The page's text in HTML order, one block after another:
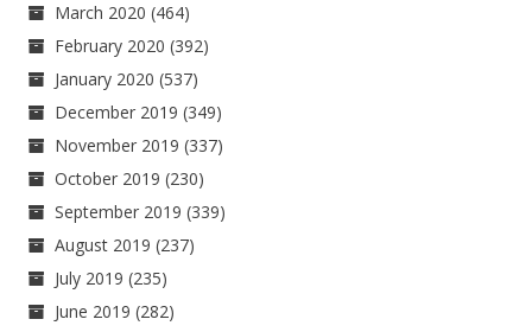
March 2020 (464)
February 2020 (392)
January 2020 (537)
December 2019 (349)
November 2019 (337)
October 2019 (230)
September 2019 (339)
August 2019 (237)
July 2019 (235)
June 2019 (282)